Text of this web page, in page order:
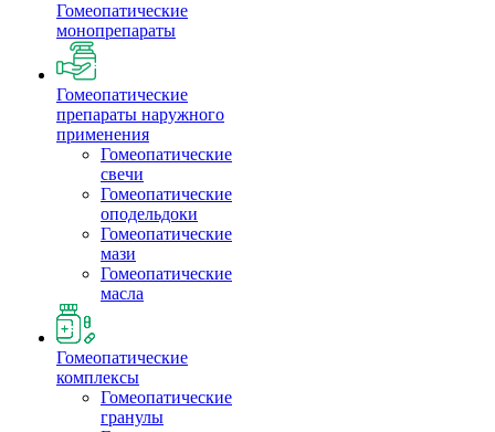
Гомеопатические
монопрепараты
Гомеопатические
препараты наружного
применения
Гомеопатические
свечи
Гомеопатические
оподельдоки
Гомеопатические
мази
Гомеопатические
масла
Гомеопатические
комплексы
Гомеопатические
гранулы